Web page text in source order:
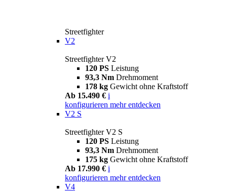
Streetfighter
V2
Streetfighter V2
120 PS Leistung
93,3 Nm Drehmoment
178 kg Gewicht ohne Kraftstoff
Ab 15.490 € i
konfigurieren mehr entdecken
V2 S
Streetfighter V2 S
120 PS Leistung
93,3 Nm Drehmoment
175 kg Gewicht ohne Kraftstoff
Ab 17.990 € i
konfigurieren mehr entdecken
V4